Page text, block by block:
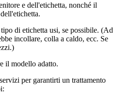
e dell'etichetta, nonché il
di etichetta usi, se possibile. (Ad
incollare, colla a caldo, ecc. Se
il modello adatto.
per garantirti un trattamento